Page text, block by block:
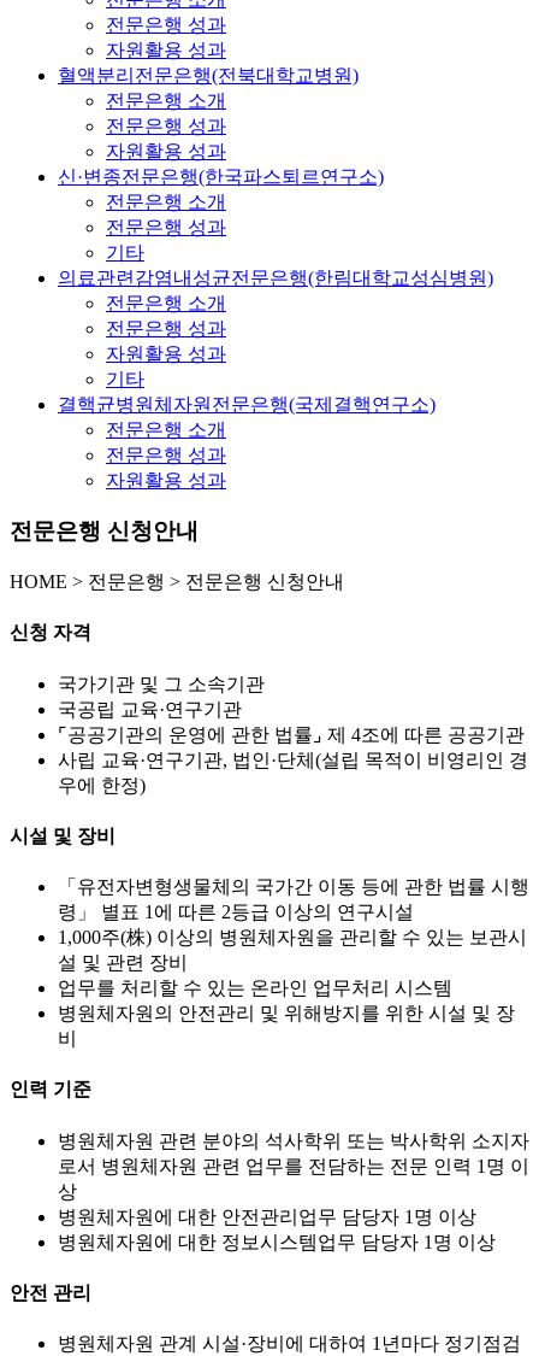
전문은행 성과
자원활용 성과
혈액분리전문은행(전북대학교병원)
전문은행 소개
전문은행 성과
자원활용 성과
신·변종전문은행(한국파스퇴르연구소)
전문은행 소개
전문은행 성과
기타
의료관련감염내성균전문은행(한림대학교성심병원)
전문은행 소개
전문은행 성과
자원활용 성과
기타
결핵균병원체자원전문은행(국제결핵연구소)
전문은행 소개
전문은행 성과
자원활용 성과
전문은행 신청안내
HOME > 전문은행 > 전문은행 신청안내
신청 자격
국가기관 및 그 소속기관
국공립 교육·연구기관
⌜공공기관의 운영에 관한 법률⌟ 제 4조에 따른 공공기관
사립 교육·연구기관, 법인·단체(설립 목적이 비영리인 경
우에 한정)
시설 및 장비
「유전자변형생물체의 국가간 이동 등에 관한 법률 시행
령」 별표 1에 따른 2등급 이상의 연구시설
1,000주(株) 이상의 병원체자원을 관리할 수 있는 보관시
설 및 관련 장비
업무를 처리할 수 있는 온라인 업무처리 시스템
병원체자원의 안전관리 및 위해방지를 위한 시설 및 장
비
인력 기준
병원체자원 관련 분야의 석사학위 또는 박사학위 소지자
로서 병원체자원 관련 업무를 전담하는 전문 인력 1명 이
상
병원체자원에 대한 안전관리업무 담당자 1명 이상
병원체자원에 대한 정보시스템업무 담당자 1명 이상
안전 관리
병원체자원 관계 시설·장비에 대하여 1년마다 정기점검